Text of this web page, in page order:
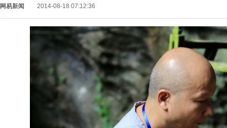
网易新闻 2014-08-18 07:12:36